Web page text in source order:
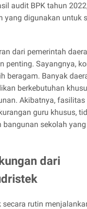
audit BPK tahun
yang digunakan untuk
dari pemerintah
penting. Sayangnya,
beragam. Banyak
berkebutuhan
Akibatnya, fasilitas
guru khusus,
bangunan sekolah
dari
secara rutin